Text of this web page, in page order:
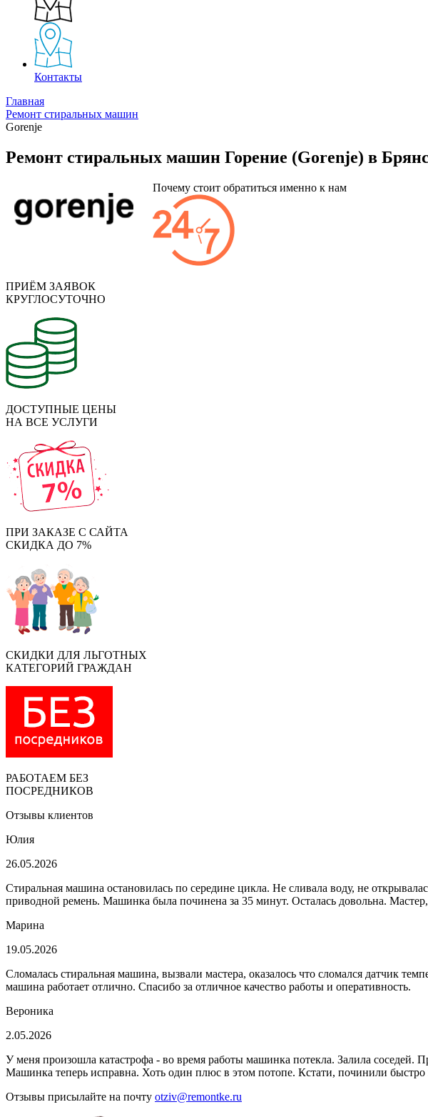
Контакты
Главная
Ремонт стиральных машин
Gorenje
Ремонт стиральных машин Горение (Gorenje) в
Почему стоит обратиться именно к нам
ПРИЁМ ЗАЯВОК
КРУГЛОСУТОЧНО
ДОСТУПНЫЕ ЦЕНЫ
НА ВСЕ УСЛУГИ
ПРИ ЗАКАЗЕ С САЙТА
СКИДКА ДО 7%
СКИДКИ ДЛЯ ЛЬГОТНЫХ
КАТЕГОРИЙ ГРАЖДАН
РАБОТАЕМ БЕЗ
ПОСРЕДНИКОВ
Отзывы клиентов
Юлия
26.05.2026
Стиральная машина остановилась по середине цикла. Не сливала воду, не
приводной ремень. Машинка была починена за 35 минут. Осталась довольна.
Марина
19.05.2026
Сломалась стиральная машина, вызвали мастера, оказалось что сломался датчик
машина работает отлично. Спасибо за отличное качество работы и оперативность.
Вероника
2.05.2026
У меня произошла катастрофа - во время работы машинка потекла. Залила соседей.
Машинка теперь исправна. Хоть один плюс в этом потопе. Кстати, починили быстро
Отзывы присылайте на почту otziv@remontke.ru